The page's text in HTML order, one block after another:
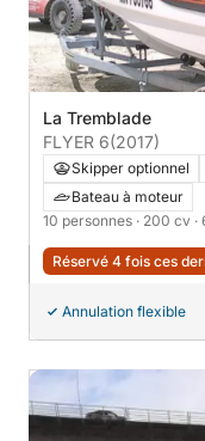
La Tremblade
FLYER 6(2017)
Skipper optionnel
Bateau à moteur
10 personnes · 200 cv ·
Réservé 4 fois ces
Annulation flexible